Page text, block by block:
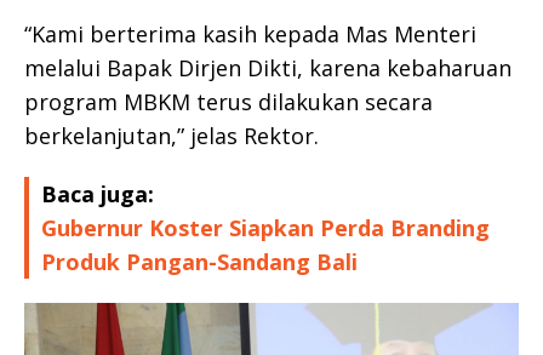
“Kami berterima kasih kepada Mas Menteri
melalui Bapak Dirjen Dikti, karena kebaharuan
program MBKM terus dilakukan secara
berkelanjutan,” jelas Rektor.
Baca juga:
Gubernur Koster Siapkan Perda Branding
Produk Pangan-Sandang Bali